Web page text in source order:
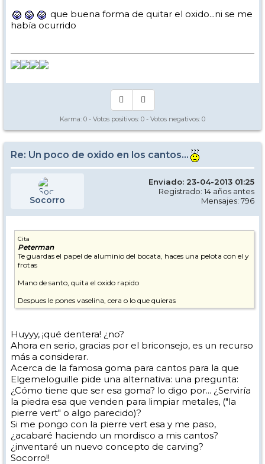
que buena forma de quitar el oxido...ni se me
había ocurrido
Karma: 0 - Votos positivos: 0 - Votos negativos: 0
Re: Un poco de oxido en los cantos...
Socorro
Enviado: 23-04-2013 01:25
Registrado: 14 años antes
Mensajes: 796
Cita
Peterman
Te guardas el papel de aluminio del bocata, haces una pelota con el y
frotas
Mano de santo, quita el oxido rapido
Despues le pones vaselina, cera o lo que quieras
Huyyy, ¡qué dentera! ¿no?
Ahora en serio, gracias por el briconsejo, es un recurso
más a considerar.
Acerca de la famosa goma para cantos para la que
Elgemeloguille pide una alternativa: una pregunta:
¿Cómo tiene que ser esa goma? lo digo por... ¿Serviría
la piedra esa que venden para limpiar metales, ("la
pierre vert" o algo parecido)?
Si me pongo con la pierre vert esa y me paso,
¿acabaré haciendo un mordisco a mis cantos?
¿inventaré un nuevo concepto de carving?
Socorro!!